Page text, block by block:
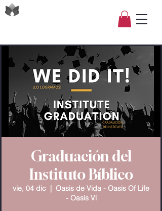
Graduación del
Instituto Bíblico
vie, 04 dic
Oasis de Vida - Oasis Of Life
- Oasis Vi